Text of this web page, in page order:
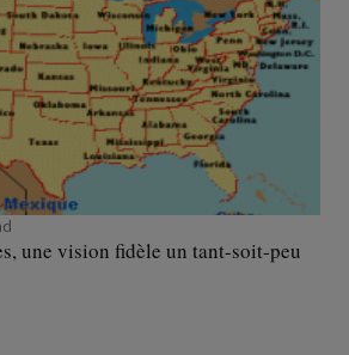
une vision fidèle un tant-soit-peu